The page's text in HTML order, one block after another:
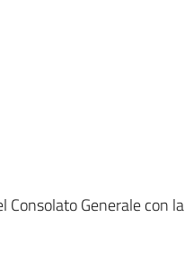
Consolato Generale con la